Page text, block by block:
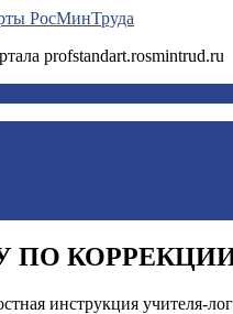
РосМинТруда
profstandart.rosmintrud.ru
ПО
инструкция учителя-